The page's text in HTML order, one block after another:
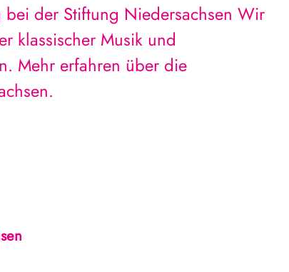
der Stiftung Niedersachsen Wir
klassischer Musik und
Mehr erfahren über die